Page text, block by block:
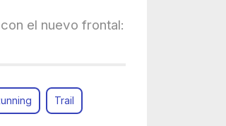
el nuevo frontal:
Trail